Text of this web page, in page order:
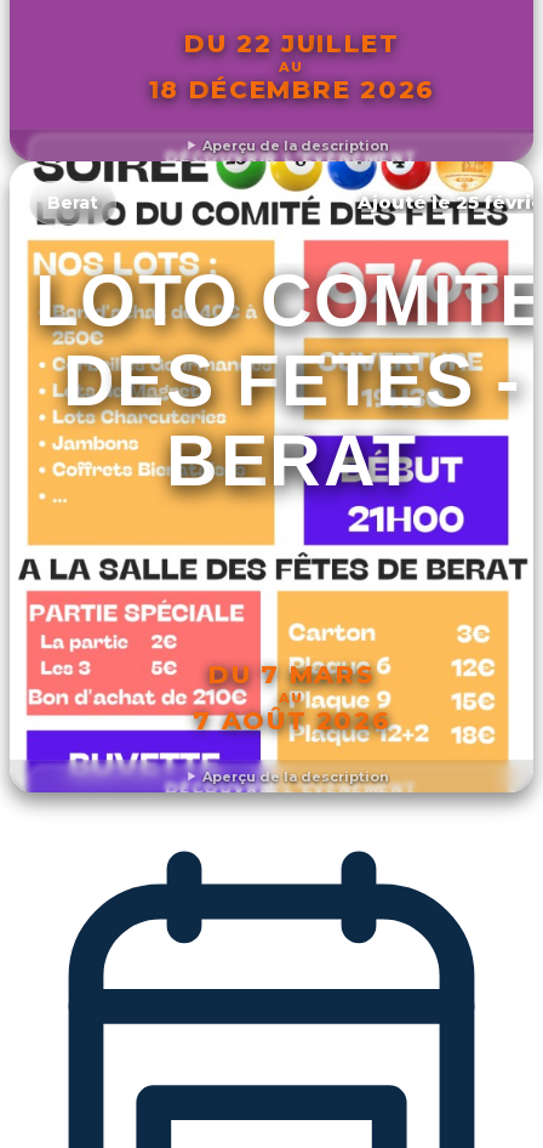
Aperçu de la description
DU 22 JUILLET
AU
18 DÉCEMBRE 2026
DÉCOUVRIR L'ÉVÉNEMENT
Aperçu de la description
Berat Ajouté le 25
LOTO
DES FETES -
BERAT
DU 7 MARS
AU
7 AOÛT 2026
DÉCOUVRIR L'ÉVÉNEMENT